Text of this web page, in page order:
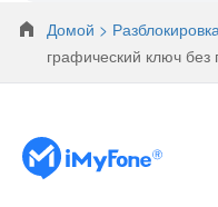
Домой >
графический ключ